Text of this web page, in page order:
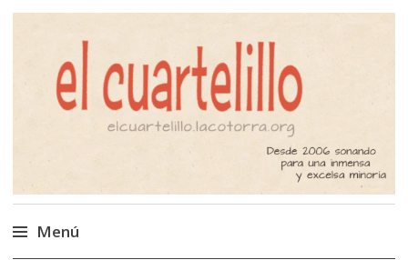
El Cuartelillo
Programa de radio de música
independiente. Podcast
Menú